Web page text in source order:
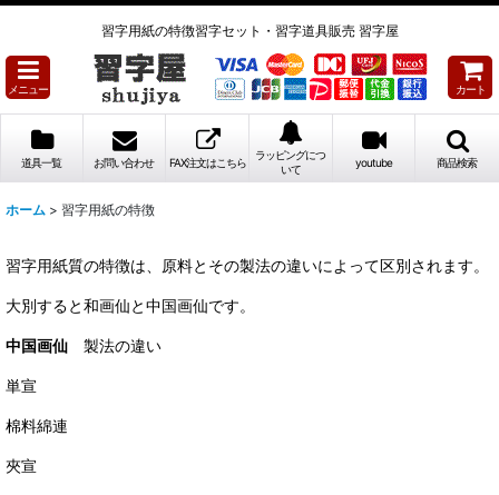
習字用紙の特徴習字セット・習字道具販売 習字屋
メニュー カート
道具一覧 お問い合わせ FAX注文はこちら
ラッピングにつ
いて
youtube 商品検索
ホーム > 習字用紙の特徴
習字用紙質の特徴は、原料とその製法の違いによって区別されます。
大別すると和画仙と中国画仙です。
中国画仙 製法の違い
単宣
棉料綿連
夾宣